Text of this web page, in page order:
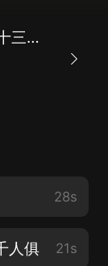
解密《維摩詰經》|佛教十三經|真如佛性，禪悟思維
28s
人俱 21s